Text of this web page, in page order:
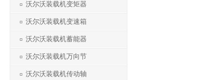
沃尔沃装载机变矩器
沃尔沃装载机变速箱
沃尔沃装载机蓄能器
沃尔沃装载机万向节
沃尔沃装载机传动轴